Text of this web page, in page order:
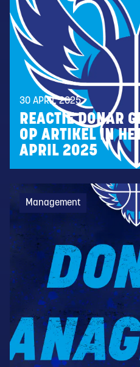
30 APRIL 2025
REACTIE DONAR
OP ARTIKEL IN
APRIL 2025
Management